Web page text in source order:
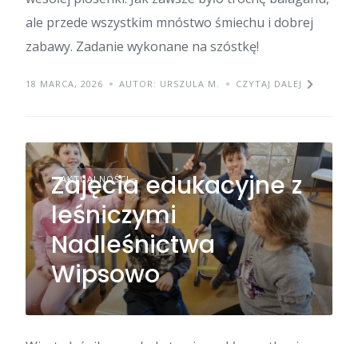
ale przede wszystkim mnóstwo śmiechu i dobrej
zabawy. Zadanie wykonane na szóstkę!
18 MARCA, 2026 AUTOR: URSZULA M. CZYTAJ DALEJ
AKTUALNOŚCI
Zajęcia edukacyjne z
leśniczymi
Nadleśnictwa
Wipsowo